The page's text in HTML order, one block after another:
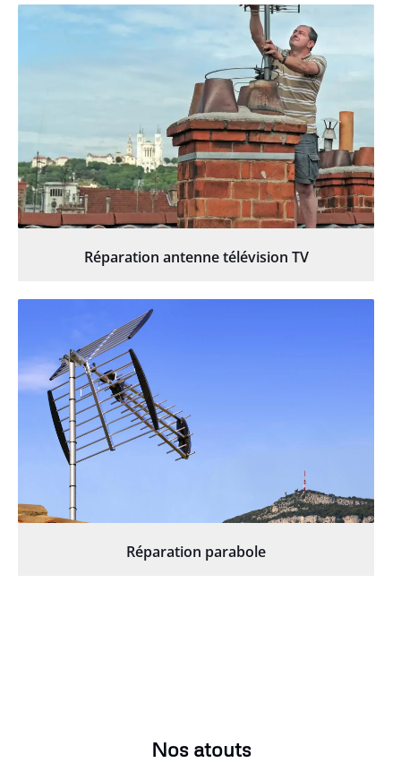
Réparation antenne télévision TV
Réparation parabole
Nos atouts